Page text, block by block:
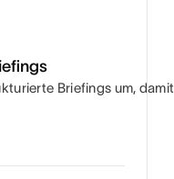
Briefings um,